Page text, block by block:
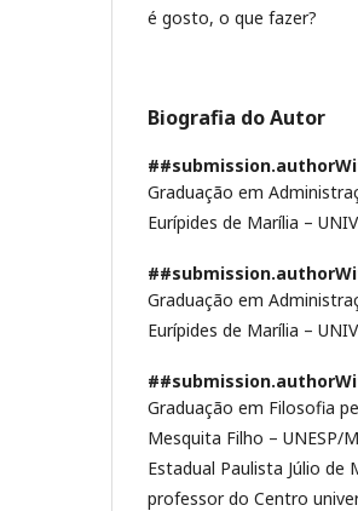
é gosto, o que fazer?
Biografia do Autor
Graduação em
Eurípides de Marília –
Graduação em
Eurípides de Marília –
Graduação em Filosofia
Mesquita Filho – UNESP/
Estadual Paulista Júlio de
professor do Centro